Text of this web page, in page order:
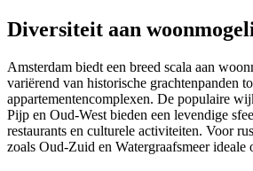
Diversiteit aan
Amsterdam biedt een breed scala aan
variërend van historische grachtenpanden
appartementencomplexen. De populaire
Pijp en Oud-West bieden een levendige
restaurants en culturele activiteiten. Voor
zoals Oud-Zuid en Watergraafsmeer ideale